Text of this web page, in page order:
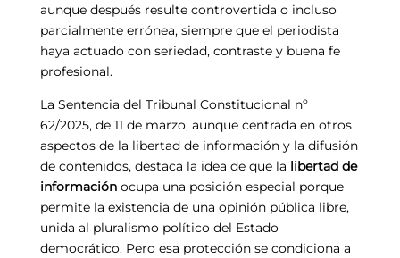
aunque después resulte controvertida o incluso
parcialmente errónea, siempre que el periodista
haya actuado con seriedad, contraste y buena fe
profesional.
La Sentencia del Tribunal Constitucional nº
62/2025, de 11 de marzo, aunque centrada en otros
aspectos de la libertad de información y la difusión
de contenidos, destaca la idea de que la libertad de
información ocupa una posición especial porque
permite la existencia de una opinión pública libre,
unida al pluralismo político del Estado
democrático. Pero esa protección se condiciona a